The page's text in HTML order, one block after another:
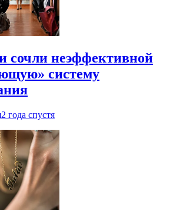
сочли неэффективной
систему
2 года спустя